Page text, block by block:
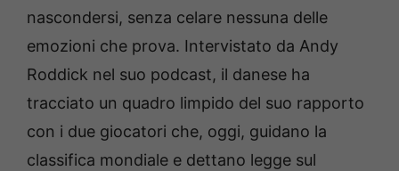
nascondersi, senza celare nessuna delle
emozioni che prova. Intervistato da Andy
Roddick nel suo podcast, il danese ha
tracciato un quadro limpido del suo rapporto
con i due giocatori che, oggi, guidano la
classifica mondiale e dettano legge sul